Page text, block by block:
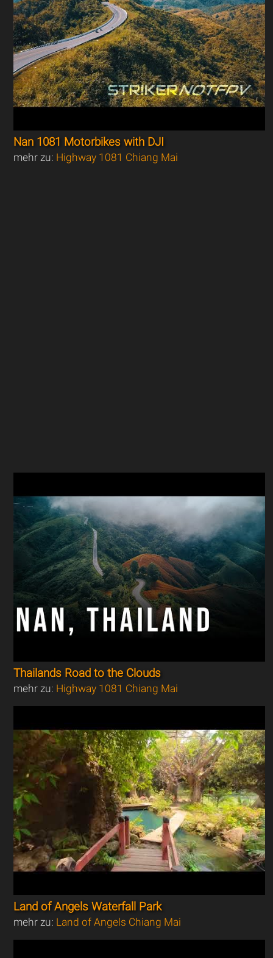
Nan 1081 Motorbikes with DJI
mehr zu: Highway 1081 Chiang Mai
Thailands Road to the Clouds
mehr zu: Highway 1081 Chiang Mai
Land of Angels Waterfall Park
mehr zu: Land of Angels Chiang Mai